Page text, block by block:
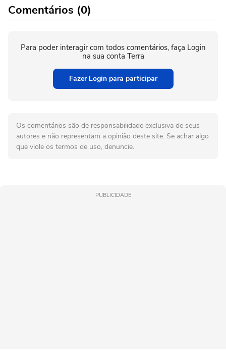
Comentários (0)
Para poder interagir com todos comentários, faça Login
na sua conta Terra
Fazer Login para participar
Os comentários são de responsabilidade exclusiva de seus
autores e não representam a opinião deste site. Se achar algo
que viole os termos de uso, denuncie.
PUBLICIDADE